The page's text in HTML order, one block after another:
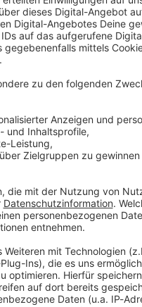
einen Tag nach dem
in Bayreuth
Rede halten sollen. Die
In Bayreuth war von